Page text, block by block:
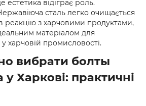
естетика відіграє роль.
сталь легко очищається
реакцію з харчовими продуктами,
матеріалом для
харчовій промисловості.
вибрати болты
Харкові: практичні